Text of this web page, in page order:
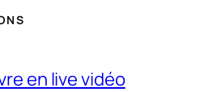
en live vidéo